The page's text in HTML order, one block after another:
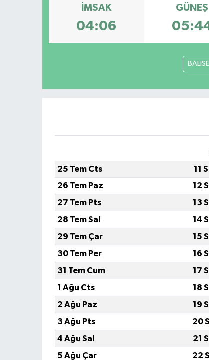
İMSAK
04:06
GÜNEŞ
25 Tem Cts
11
26 Tem Paz
12
27 Tem Pts
13
28 Tem Sal
14
29 Tem Çar
15
30 Tem Per
16
31 Tem Cum
17
1 Ağu Cts
18
2 Ağu Paz
19
3 Ağu Pts
20
4 Ağu Sal
21
5 Ağu Çar
22